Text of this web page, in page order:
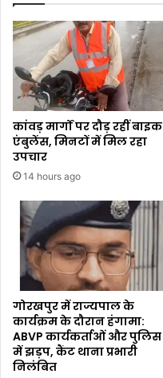
कांवड़ मार्गों पर दौड़ रहीं बाइक
एंबुलेंस, मिनटों में मिल रहा
उपचार
14 hours ago
गोरखपुर में राज्यपाल के
कार्यक्रम के दौरान हंगामा:
ABVP कार्यकर्ताओं और पुलिस
में झड़प, कैंट थाना प्रभारी
निलंबित